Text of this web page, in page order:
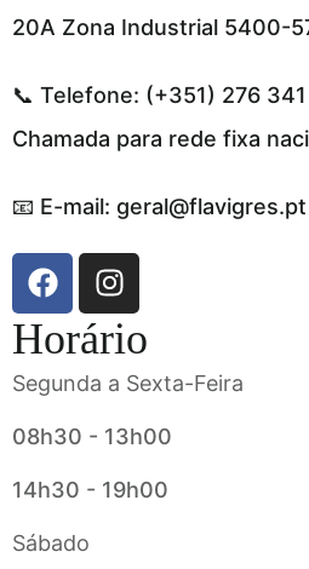
20A Zona Industrial 5400-
📞 Telefone: (+351) 276
Chamada para rede fixa
📧 E-mail: geral@flavigres.pt
Horário
Segunda a Sexta-Feira
08h30 - 13h00
14h30 - 19h00
Sábado